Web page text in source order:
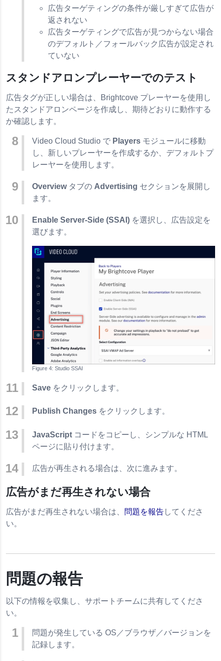
広告ターゲティングの条件が厳しすぎて広告が
返されない
広告ターゲティングで広告が見つからない場合
のデフォルト／フォールバック広告が設定され
ていない
スタンドアロンプレーヤーでのテスト
広告タグが正しい場合は、Brightcove プレーヤーを使用し
たスタンドアロンページを作成し、期待どおりに動作する
か確認します。
Video Cloud Studio で Players モジュールに移動
し、新しいプレーヤーを作成するか、デフォルトプ
レーヤーを使用します。
Overviewタブの Advertising セクションを展開し
ます。
Enable Server-Side (SSAI) を選択し、広告設定を
選びます。
Studio SSAI
Save をクリックします。
Publish Changes をクリックします。
JavaScript コードをコピーし、シンプルな HTML
ページに貼り付けます。
広告が再生される場合は、次に進みます。
広告がまだ再生されない場合
広告がまだ再生されない場合は、 問題を報告してくださ
い。
問題の報告
以下の情報を収集し、サポートチームに共有してくださ
い。
問題が発生している OS／ブラウザ／バージョンを
記録します。